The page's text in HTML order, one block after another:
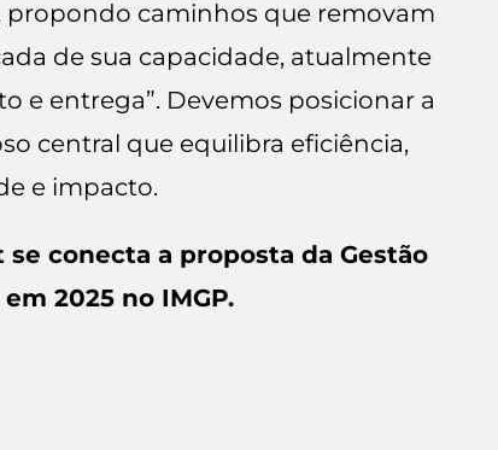
caminhos que removam
de sua capacidade, atualmente
e entrega”. Devemos posicionar a
central que equilibra eficiência,
e impacto.
se conecta a proposta da Gestão
2025 no IMGP.